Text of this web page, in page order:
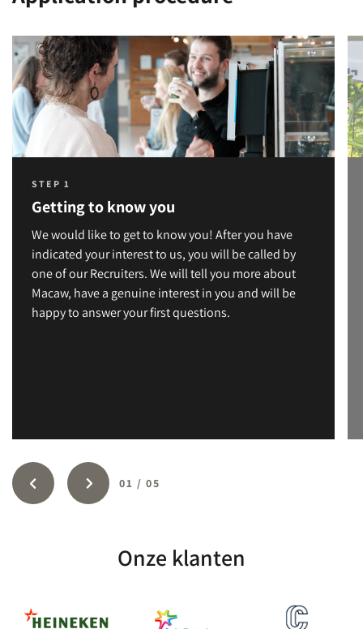
01 / 05
STEP 1
Getting to know you
We would like to get to know you! After you have
indicated your interest to us, you will be called by
one of our Recruiters. We will tell you more about
Macaw, have a genuine interest in you and will be
happy to answer your first questions.
Onze klanten